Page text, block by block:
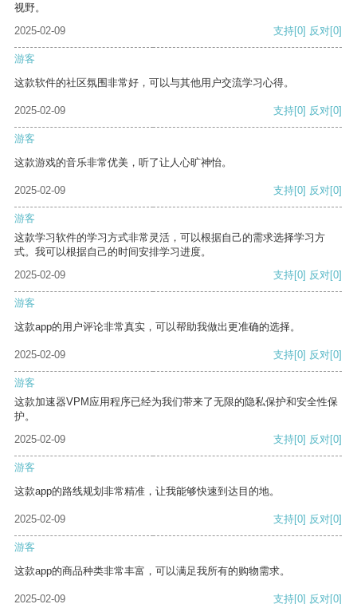
视野。
2025-02-09
支持[0] 反对[0]
游客
这款软件的社区氛围非常好，可以与其他用户交流学习心得。
2025-02-09 支持[0] 反对[0]
游客
这款游戏的音乐非常优美，听了让人心旷神怡。
2025-02-09 支持[0] 反对[0]
游客
这款学习软件的学习方式非常灵活，可以根据自己的需求选择学习方
式。我可以根据自己的时间安排学习进度。
2025-02-09
支持[0] 反对[0]
游客
这款app的用户评论非常真实，可以帮助我做出更准确的选择。
2025-02-09 支持[0] 反对[0]
游客
这款加速器VPM应用程序已经为我们带来了无限的隐私保护和安全性保
护。
2025-02-09
支持[0] 反对[0]
游客
这款app的路线规划非常精准，让我能够快速到达目的地。
2025-02-09 支持[0] 反对[0]
游客
这款app的商品种类非常丰富，可以满足我所有的购物需求。
2025-02-09 支持[0] 反对[0]